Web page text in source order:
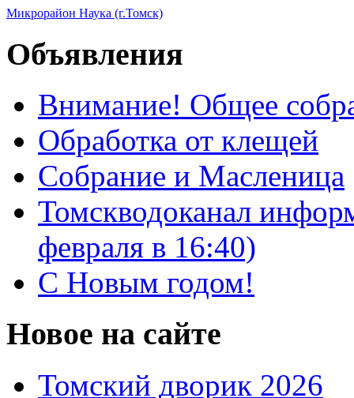
Микрорайон Наука (г.Томск)
Объявления
Внимание! Общее
Обработка от клещей
Собрание и Масленица
Томскводоканал
февраля в 16:40)
С Новым годом!
Новое на сайте
Томский дворик 2026